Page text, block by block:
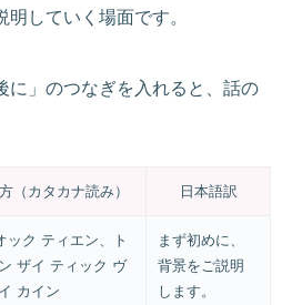
していく場面です。
に」のつなぎを入れると、話の
（カタカナ読み） 日本語訳
ック ティエン、ト
ザイ ティック ヴ
カイン
まず初めに、
背景をご説明
します。